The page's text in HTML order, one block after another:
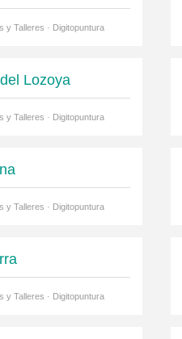
y Talleres · Digitopuntura
Lozoya
y Talleres · Digitopuntura
y Talleres · Digitopuntura
y Talleres · Digitopuntura